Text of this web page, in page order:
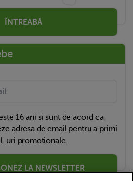
ÎNTREABĂ
16 ani si sunt de acord ca
adresa de email pentru a primi
uri promotionale.
LA NEWSLETTER